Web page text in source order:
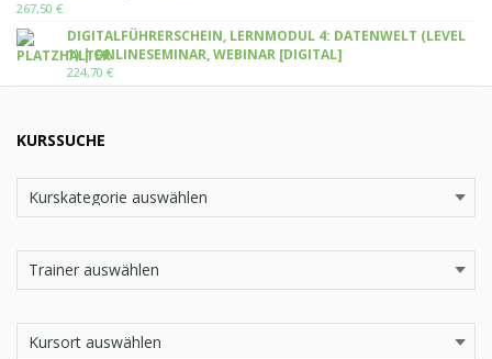
267,50 €
DIGITALFÜHRERSCHEIN, LERNMODUL 4: DATENWELT (LEVEL
1) | ONLINESEMINAR, WEBINAR [DIGITAL]
224,70 €
KURSSUCHE